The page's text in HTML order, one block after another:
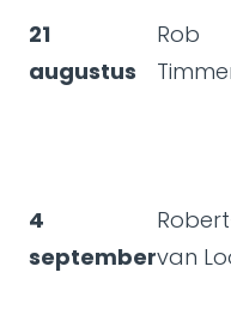
21
augustus
Rob
4
septembervan